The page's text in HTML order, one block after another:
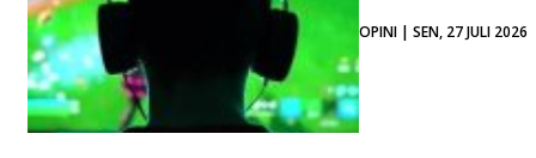
OPINI | SEN, 27 JULI 2026